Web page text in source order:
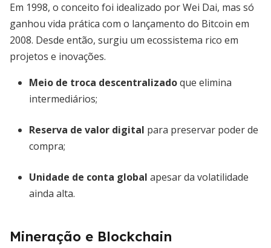
Em 1998, o conceito foi idealizado por Wei Dai, mas só
ganhou vida prática com o lançamento do Bitcoin em
2008. Desde então, surgiu um ecossistema rico em
projetos e inovações.
Meio de troca descentralizadoque elimina
intermediários;
Reserva de valor digital para preservar poder de
compra;
Unidade de conta global apesar da volatilidade
ainda alta.
Mineração e Blockchain